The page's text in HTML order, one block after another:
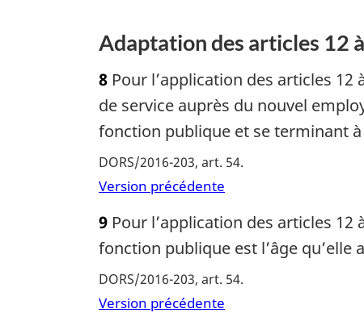
Adaptation des articles 12
8 Pour l’application des articles
de service auprès du nouvel
fonction publique et se terminant
DORS/2016-203, art. 54
Version précédente
9 Pour l’application des articles 12
fonction publique est l’âge qu’elle
DORS/2016-203, art. 54
Version précédente